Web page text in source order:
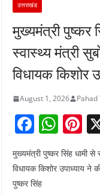
उत्तराखंड
मुख्यमंत्री पुष्कर
स्वास्थ्य मंत्री
विधायक किशोर
August 1, 2026 Pahad
F
a
c
e
W
h
at
Pi
nt
er
मुख्यमंत्री पुष्कर सिंह धामी से
विधायक किशोर उपाध्याय ने
पुष्कर सिंह